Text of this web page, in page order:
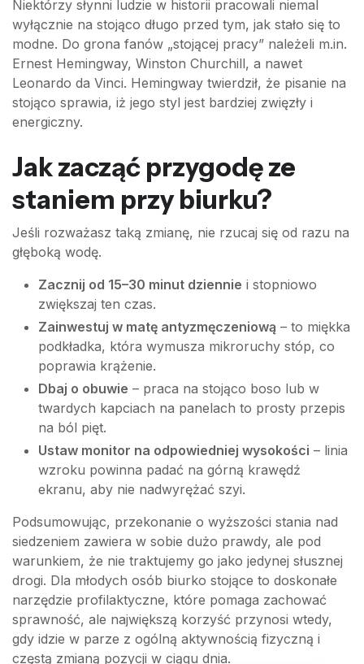
Niektórzy słynni ludzie w historii pracowali niemal
wyłącznie na stojąco długo przed tym, jak stało się to
modne. Do grona fanów „stojącej pracy” należeli m.in.
Ernest Hemingway, Winston Churchill, a nawet
Leonardo da Vinci. Hemingway twierdził, że pisanie na
stojąco sprawia, iż jego styl jest bardziej zwięzły i
energiczny.
Jak zacząć przygodę ze
staniem przy biurku?
Jeśli rozważasz taką zmianę, nie rzucaj się od razu na
głęboką wodę.
Zacznij od 15–30 minut dziennie i stopniowo
zwiększaj ten czas.
Zainwestuj w matę antyzmęczeniową – to miękka
podkładka, która wymusza mikroruchy stóp, co
poprawia krążenie.
Dbaj o obuwie – praca na stojąco boso lub w
twardych kapciach na panelach to prosty przepis
na ból pięt.
Ustaw monitor na odpowiedniej wysokości – linia
wzroku powinna padać na górną krawędź
ekranu, aby nie nadwyrężać szyi.
Podsumowując, przekonanie o wyższości stania nad
siedzeniem zawiera w sobie dużo prawdy, ale pod
warunkiem, że nie traktujemy go jako jedynej słusznej
drogi. Dla młodych osób biurko stojące to doskonałe
narzędzie profilaktyczne, które pomaga zachować
sprawność, ale największą korzyść przynosi wtedy,
gdy idzie w parze z ogólną aktywnością fizyczną i
częstą zmianą pozycji w ciągu dnia.